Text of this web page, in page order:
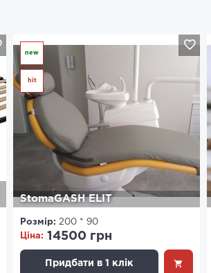
new
hit
StomaGASH ELIT
Розмір: 200 * 90
Ціна: 14500 грн
Придбати в 1 клік